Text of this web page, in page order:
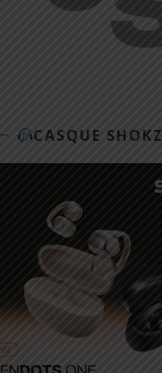
CASQUE SHOKZ